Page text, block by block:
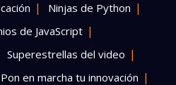
Ninjas de Python
de JavaScript
Superestrellas del video
Pon en marcha tu innovación